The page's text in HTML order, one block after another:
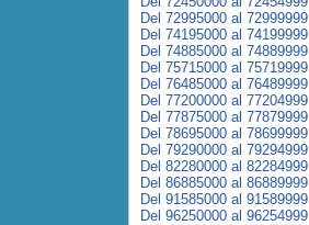
Del 72995000 al 72999999
Del 74195000 al 74199999
Del 74885000 al 74889999
Del 75715000 al 75719999
Del 76485000 al 76489999
Del 77200000 al 77204999
Del 77875000 al 77879999
Del 78695000 al 78699999
Del 79290000 al 79294999
Del 82280000 al 82284999
Del 86885000 al 86889999
Del 91585000 al 91589999
Del 96250000 al 96254999